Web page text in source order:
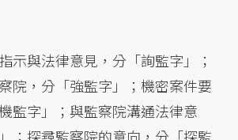
示與法律意見，分「詢監字」；
院，分「強監字」；機密案件要
監字」；與監察院溝通法律意